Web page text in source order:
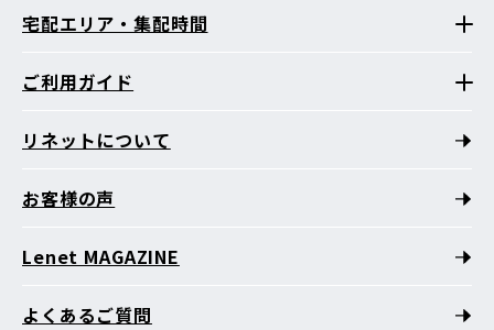
宅配エリア・集配時間
ご利用ガイド
リネットについて
お客様の声
Lenet MAGAZINE
よくあるご質問